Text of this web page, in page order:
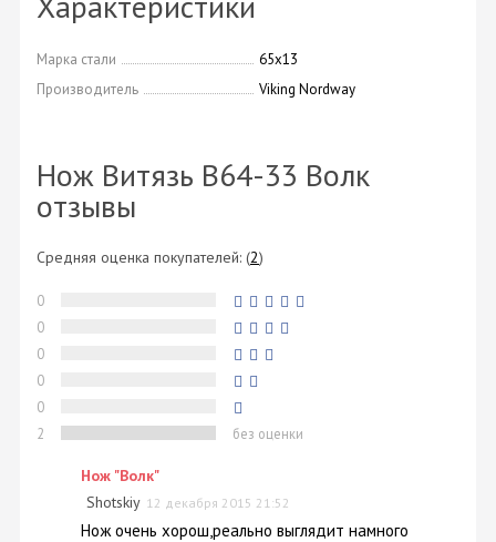
Марка стали
65х13
Производитель
Viking Nordway
Нож Витязь B64-33 Волк
отзывы
Средняя оценка покупателей: (2)
0
0
0
0
0
2
без оценки
Нож "Волк"
Shotskiy 12 декабря 2015 21:52
Нож очень хорош,реально выглядит намного